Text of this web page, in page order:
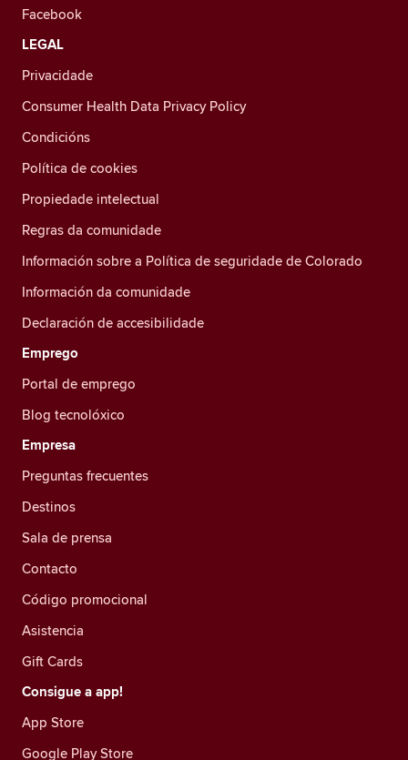
Facebook
LEGAL
Privacidade
Consumer Health Data Privacy Policy
Condicións
Política de cookies
Propiedade intelectual
Regras da comunidade
Información sobre a Política de seguridade de Colorado
Información da comunidade
Declaración de accesibilidade
Emprego
Portal de emprego
Blog tecnolóxico
Empresa
Preguntas frecuentes
Destinos
Sala de prensa
Contacto
Código promocional
Asistencia
Gift Cards
Consigue a app!
App Store
Google Play Store